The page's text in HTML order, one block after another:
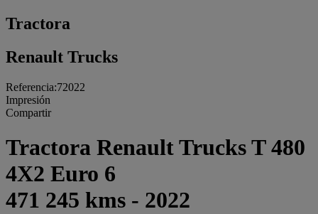
Tractora
Renault Trucks
Referencia:72022
Impresión
Compartir
Tractora Renault Trucks T 480
4X2 Euro 6
471 245 kms - 2022